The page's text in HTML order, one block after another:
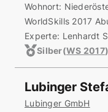
Wohnort:
WorldSkills 2017
Experte: Lenhardt
Silber(WS 2017)
Lubinger
Lubinger GmbH